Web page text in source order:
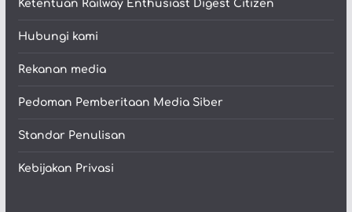
Ketentuan Railway Enthusiast Digest Citizen
Hubungi kami
Rekanan media
Pedoman Pemberitaan Media Siber
Standar Penulisan
Kebijakan Privasi